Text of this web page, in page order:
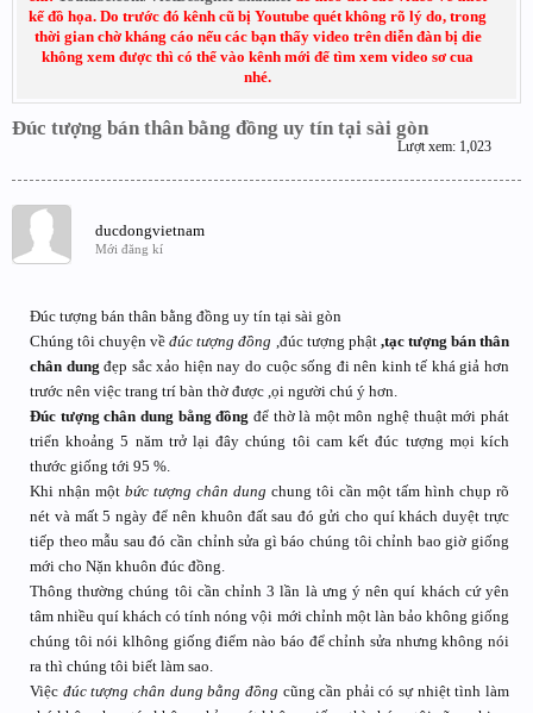
kế đồ họa. Do trước đó kênh cũ bị Youtube quét không rõ lý do, trong
thời gian chờ kháng cáo nếu các bạn thấy video trên diễn đàn bị die
không xem được thì có thể vào kênh mới để tìm xem video sơ cua
nhé.
Đúc tượng bán thân bằng đồng uy tín tại sài gòn
Lượt xem: 1,023
ducdongvietnam
Mới đăng kí
Đúc tượng bán thân bằng đồng uy tín tại sài gòn
Chúng tôi chuyện vềđúc tượng đồng ,đúc tượng phật ,tạc tượng bán thân
chân dung đẹp sắc xảo hiện nay do cuộc sống đi nên kinh tế khá giả hơn
trước nên việc trang trí bàn thờ được ,ọi người chú ý hơn.
Đúc tượng chân dung bằng đồng để thờ là một môn nghệ thuật mới phát
triển khoảng 5 năm trở lại đây chúng tôi cam kết đúc tượng mọi kích
thước giống tới 95 %.
Khi nhận một bức tượng chân dung chung tôi cần một tấm hình chụp rõ
nét và mất 5 ngày để nên khuôn đất sau đó gửi cho quí khách duyệt trực
tiếp theo mẫu sau đó cần chỉnh sửa gì báo chúng tôi chỉnh bao giờ giống
mới cho Nặn khuôn đúc đồng.
Thông thường chúng tôi cần chỉnh 3 lần là ưng ý nên quí khách cứ yên
tâm nhiều quí khách có tính nóng vội mới chỉnh một làn bảo không giống
chúng tôi nói klhông giống điểm nào báo để chỉnh sửa nhưng không nói
ra thì chúng tôi biết làm sao.
Việc đúc tượng chân dung bằng đồng cũng cần phải có sự nhiệt tình làm